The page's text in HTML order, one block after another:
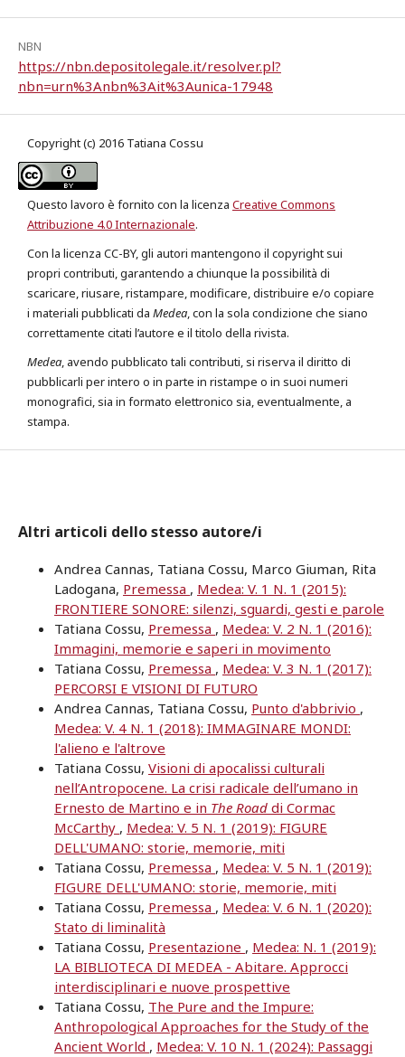
NBN
https://nbn.depositolegale.it/resolver.pl?
nbn=urn%3Anbn%3Ait%3Aunica-17948
Copyright (c) 2016 Tatiana Cossu
Questo lavoro è fornito con la licenza Creative Commons
Attribuzione 4.0 Internazionale.
Con la licenza CC-BY, gli autori mantengono il copyright sui
propri contributi, garantendo a chiunque la possibilità di
scaricare, riusare, ristampare, modificare, distribuire e/o copiare
i materiali pubblicati da Medea, con la sola condizione che siano
correttamente citati l’autore e il titolo della rivista.
Medea, avendo pubblicato tali contributi, si riserva il diritto di
pubblicarli per intero o in parte in ristampe o in suoi numeri
monografici, sia in formato elettronico sia, eventualmente, a
stampa.
Altri articoli dello stesso autore/i
Andrea Cannas, Tatiana Cossu, Marco Giuman, Rita
Ladogana, Premessa , Medea: V. 1 N. 1 (2015):
FRONTIERE SONORE: silenzi, sguardi, gesti e parole
Tatiana Cossu, Premessa , Medea: V. 2 N. 1 (2016):
Immagini, memorie e saperi in movimento
Tatiana Cossu, Premessa , Medea: V. 3 N. 1 (2017):
PERCORSI E VISIONI DI FUTURO
Andrea Cannas, Tatiana Cossu, Punto d'abbrivio ,
Medea: V. 4 N. 1 (2018): IMMAGINARE MONDI:
l'alieno e l'altrove
Tatiana Cossu, Visioni di apocalissi culturali
nell’Antropocene. La crisi radicale dell’umano in
Ernesto de Martino e in The Road di Cormac
McCarthy , Medea: V. 5 N. 1 (2019): FIGURE
DELL'UMANO: storie, memorie, miti
Tatiana Cossu, Premessa , Medea: V. 5 N. 1 (2019):
FIGURE DELL'UMANO: storie, memorie, miti
Tatiana Cossu, Premessa , Medea: V. 6 N. 1 (2020):
Stato di liminalità
Tatiana Cossu, Presentazione , Medea: N. 1 (2019):
LA BIBLIOTECA DI MEDEA - Abitare. Approcci
interdisciplinari e nuove prospettive
Tatiana Cossu, The Pure and the Impure:
Anthropological Approaches for the Study of the
Ancient World , Medea: V. 10 N. 1 (2024): Passaggi